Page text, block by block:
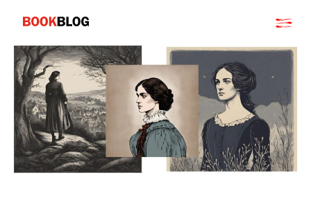
contenuto
Bookblog